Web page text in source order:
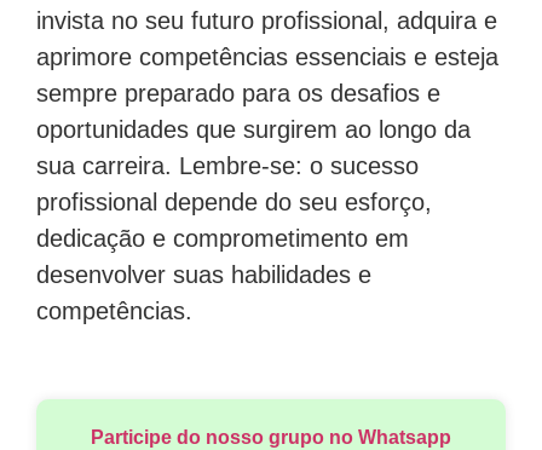
invista no seu futuro profissional, adquira e
aprimore competências essenciais e esteja
sempre preparado para os desafios e
oportunidades que surgirem ao longo da
sua carreira. Lembre-se: o sucesso
profissional depende do seu esforço,
dedicação e comprometimento em
desenvolver suas habilidades e
competências.
Participe do nosso grupo no Whatsapp